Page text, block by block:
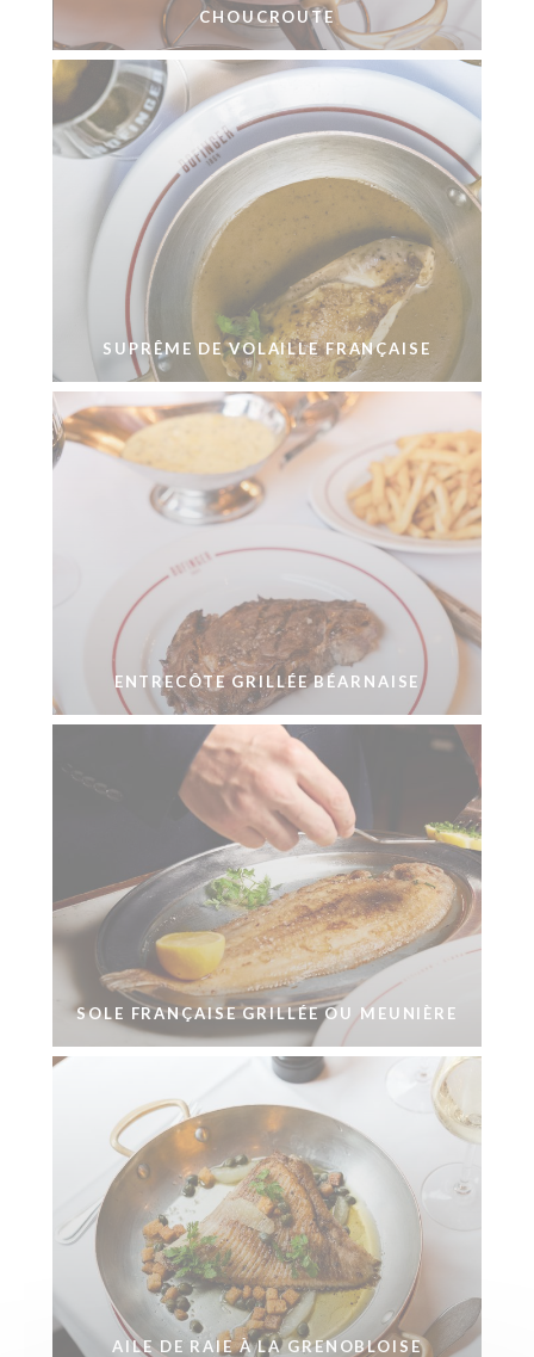
CHOUCROUTE
SUPRÊME DE VOLAILLE FRANÇAISE
ENTRECÔTE GRILLÉE BÉARNAISE
SOLE FRANÇAISE GRILLÉE OU MEUNIÈRE
AILE DE RAIE À LA GRENOBLOISE